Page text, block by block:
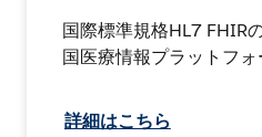
国際標準規格HL7 FHIR
国医療情報プラットフ
詳細はこちら